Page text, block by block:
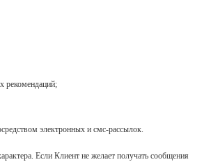
рекомендаций;
электронных и смс-рассылок.
Если Клиент не желает получать сообщения